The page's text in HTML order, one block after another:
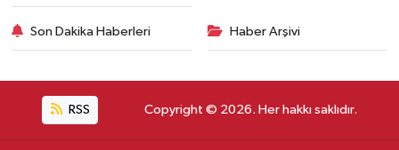
Son Dakika Haberleri Haber Arşivi
RSS Copyright © 2026. Her hakkı saklıdır.